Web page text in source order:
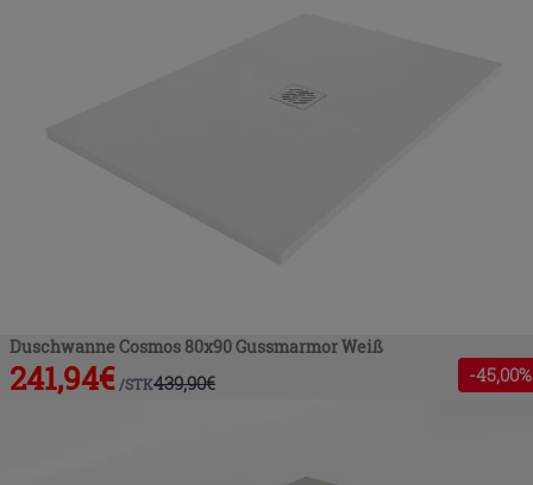
Duschwanne Cosmos 80x90 Gussmarmor Weiß
241,94€ /STK439,90€ -45,00%